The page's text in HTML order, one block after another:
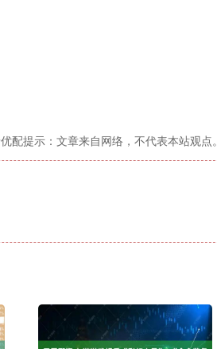
配提示：文章来自网络，不代表本站观点。